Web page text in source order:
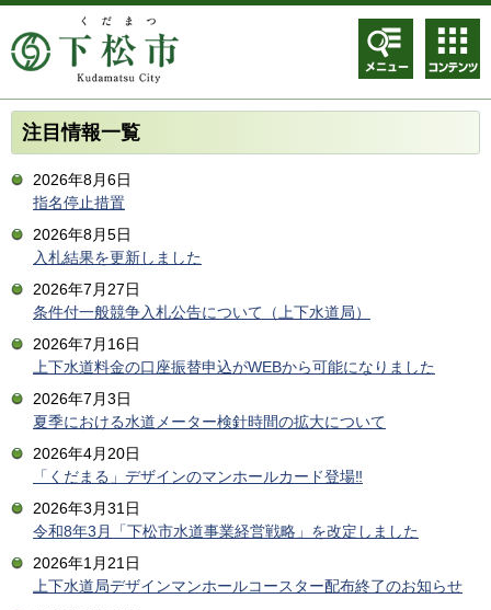
メニュ
ー
コンテ
ンツメ
ニュー
注目情報一覧
2026年8月6日
指名停止措置
2026年8月5日
入札結果を更新しました
2026年7月27日
条件付一般競争入札公告について（上下水道局）
2026年7月16日
上下水道料金の口座振替申込がWEBから可能になりました
2026年7月3日
夏季における水道メーター検針時間の拡大について
2026年4月20日
「くだまる」デザインのマンホールカード登場‼
2026年3月31日
令和8年3月「下松市水道事業経営戦略」を改定しました
2026年1月21日
上下水道局デザインマンホールコースター配布終了のお知らせ